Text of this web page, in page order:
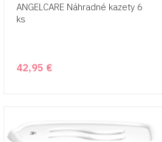
ANGELCARE Náhradné kazety 6
ks
42,95 €